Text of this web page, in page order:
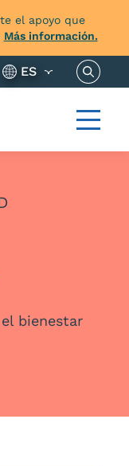
el apoyo que
Más información.
ES Buscar
bienestar